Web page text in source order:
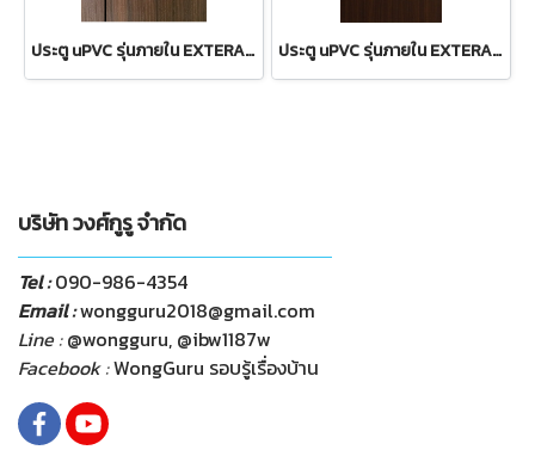
ประตู uPVC รุ่นภายใน EXTERA สี Brownie Oak บานเรียบ เซาะร่อง 1 เส้นตรง ประตู uPVC รุ่นภายใน EXTERA ลายไม้ สี Brownie Oak ลูกฟัก 6 ช่องตรง
บริษัท วงศ์กูรู จำกัด
Tel :090-986-4354
Email :wongguru2018@gmail.com
Line :@wongguru, @ibw1187w
Facebook :WongGuru รอบรู้เรื่องบ้าน